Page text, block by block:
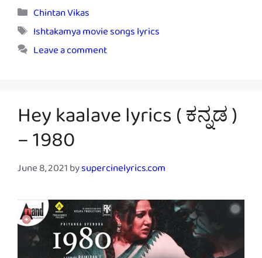
Categories
Chintan Vikas
Tags
Ishtakamya movie songs lyrics
Leave a comment
Hey kaalave lyrics ( ಕನ್ನಡ )
– 1980
June 8, 2021bysupercinelyrics.com